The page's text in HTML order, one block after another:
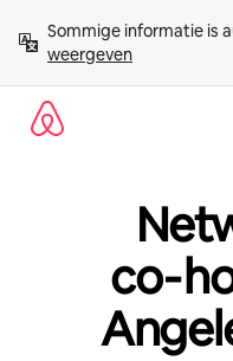
direct
naar
inhoud
Sommige informatie is
weergeven